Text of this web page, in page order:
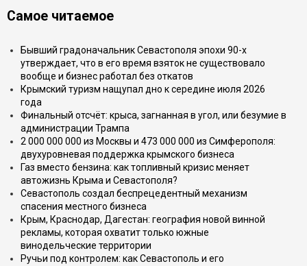
Самое читаемое
Бывший градоначальник Севастополя эпохи 90-х
утверждает, что в его время взяток не существовало
вообще и бизнес работал без откатов
Крымский туризм нащупал дно к середине июля 2026
года
Финальный отсчёт: крыса, загнанная в угол, или безумие в
администрации Трампа
2 000 000 000 из Москвы и 473 000 000 из Симферополя:
двухуровневая поддержка крымского бизнеса
Газ вместо бензина: как топливный кризис меняет
автожизнь Крыма и Севастополя?
Севастополь создал беспрецедентный механизм
спасения местного бизнеса
Крым, Краснодар, Дагестан: география новой винной
рекламы, которая охватит только южные
винодельческие территории
Ручьи под контролем: как Севастополь и его